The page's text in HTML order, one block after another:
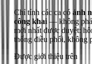
Chỉ tính các ca có ảnh
công khai — không
mới nhất được duyệt:
thống điều phối, không
Được giới thiệu trên